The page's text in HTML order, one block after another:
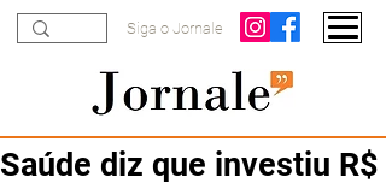
Siga o Jornale
Saúde diz que investiu R$